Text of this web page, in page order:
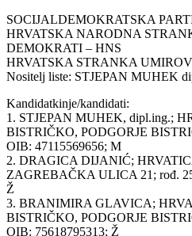
SOCIJALDEMOKRATSKA
HRVATSKA NARODNA
DEMOKRATI – HNS
HRVATSKA STRANKA
Nositelj liste: STJEPAN MUHEK
Kandidatkinje/kandidati:
1. STJEPAN MUHEK, dipl.ing.;
BISTRIČKO, PODGORJE
OIB: 47115569656; M
2. DRAGICA DIJANIĆ;
ZAGREBAČKA ULICA 21; rođ.
Ž
3. BRANIMIRA GLAVICA;
BISTRIČKO, PODGORJE
OIB: 75618795313; Ž